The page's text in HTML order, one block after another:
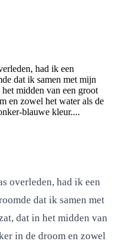
had ik een
dat ik samen met mijn
midden van een groot
en zowel het water als de
blauwe kleur....
overleden, had ik een
dat ik samen met
dat in het midden van
in de droom en zowel